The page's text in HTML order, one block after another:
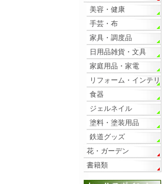
美容・健康
手芸・布
家具・調度品
日用品雑貨・文具
家庭用品・家電
リフォーム・インテリ
ア
食器
ジェルネイル
塗料・塗装用品
鉄道グッズ
花・ガーデン
書籍類